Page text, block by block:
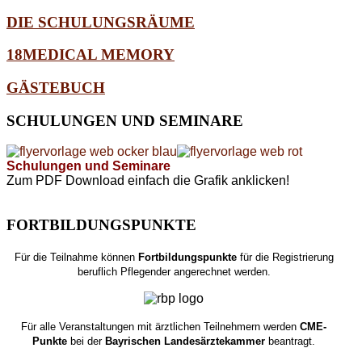
DIE SCHULUNGSRÄUME
18MEDICAL MEMORY
GÄSTEBUCH
SCHULUNGEN UND SEMINARE
Schulungen und Seminare
Zum PDF Download einfach die Grafik anklicken!
FORTBILDUNGSPUNKTE
Für die Teilnahme könnenFortbildungspunktefür die Registrierung
beruflich Pflegender angerechnet werden.
Für alle Veranstaltungen mit ärztlichen Teilnehmern werdenCME-
Punkte bei derBayrischen Landesärztekammer beantragt.